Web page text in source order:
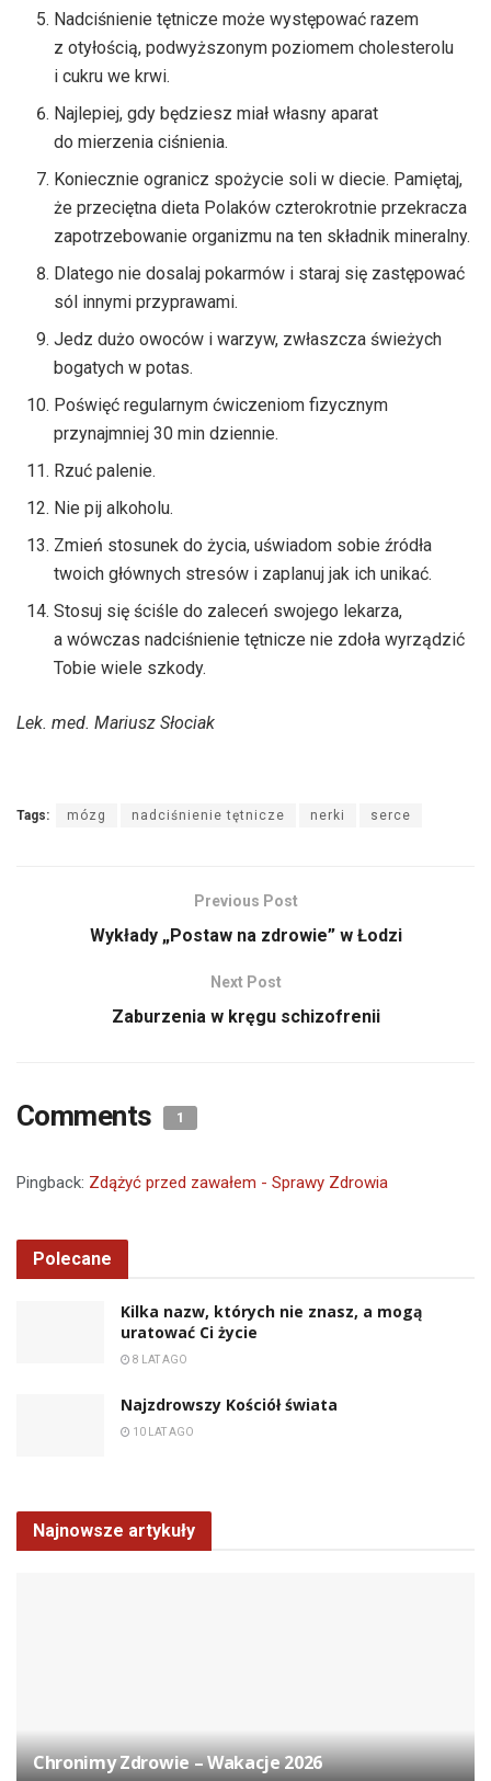
Nadciśnienie tętnicze może występować razem
z otyłością, podwyższonym poziomem cholesterolu
i cukru we krwi.
Najlepiej, gdy będziesz miał własny aparat
do mierzenia ciśnienia.
Koniecznie ogranicz spożycie soli w diecie. Pamiętaj,
że przeciętna dieta Polaków czterokrotnie przekracza
zapotrzebowanie organizmu na ten składnik mineralny.
Dlatego nie dosalaj pokarmów i staraj się zastępować
sól innymi przyprawami.
Jedz dużo owoców i warzyw, zwłaszcza świeżych
bogatych w potas.
Poświęć regularnym ćwiczeniom fizycznym
przynajmniej 30 min dziennie.
Rzuć palenie.
Nie pij alkoholu.
Zmień stosunek do życia, uświadom sobie źródła
twoich głównych stresów i zaplanuj jak ich unikać.
Stosuj się ściśle do zaleceń swojego lekarza,
a wówczas nadciśnienie tętnicze nie zdoła wyrządzić
Tobie wiele szkody.
Lek. med. Mariusz Słociak
Tags: mózg nadciśnienie tętnicze nerki serce
Previous Post
Wykłady „Postaw na zdrowie” w Łodzi
Next Post
Zaburzenia w kręgu schizofrenii
Comments 1
Pingback: Zdążyć przed zawałem - Sprawy Zdrowia
Polecane
Kilka nazw, których nie znasz, a mogą
uratować Ci życie
8 LAT AGO
Najzdrowszy Kościół świata
10 LAT AGO
Najnowsze artykuły
Chronimy Zdrowie ­– Wakacje 2026